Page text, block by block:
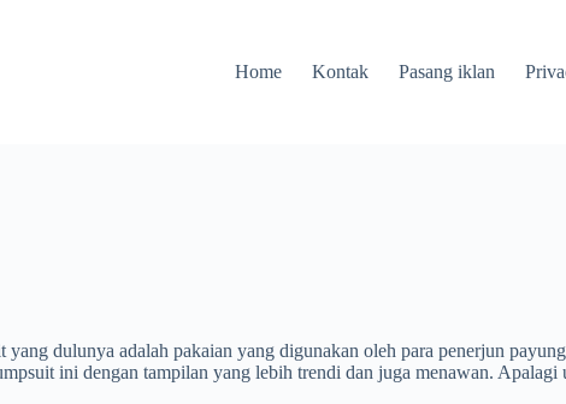
Home Kontak Pasang iklan
dulunya adalah pakaian yang digunakan oleh para penerjun
ini dengan tampilan yang lebih trendi dan juga menawan.